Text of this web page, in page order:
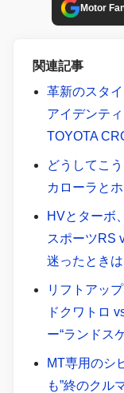
Motor
関連記事
革新のスタ
アイデンテ
TOYOTA
どうしてこ
カローラと
HVとターボ
スポーツRS
迷ったとき
リフトアッ
ドクワトロ
ー“ランドス
MT専用のシ
も”終のクル